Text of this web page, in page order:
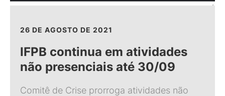
26 DE AGOSTO DE 2021
IFPB continua em atividades
não presenciais até 30/09
Comitê de Crise prorroga atividades não